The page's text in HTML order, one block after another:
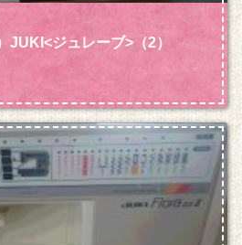
JUKI<ジュレーブ>（2）